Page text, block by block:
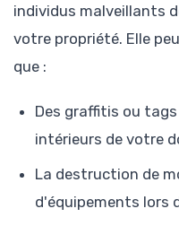
individus malveillants
votre propriété. Elle
que :
Des graffitis ou
intérieurs de votre
La destruction de
d'équipements lors